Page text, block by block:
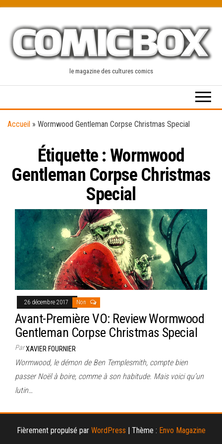
content
le magazine des cultures comics
Accueil » Wormwood Gentleman Corpse Christmas Special
Étiquette :Wormwood
Gentleman Corpse Christmas
Special
26 décembre 2017 Non
Avant-Première VO: Review Wormwood
Gentleman Corpse Christmas Special
ParXAVIER FOURNIER
Wormwood, le démon de Ben Templesmith, compte bien
passer Noël à boire, comme à son habitude. Mais voici qu’un
lutin…
Fièrement propulsé par WordPress Thème : Envo Magazine